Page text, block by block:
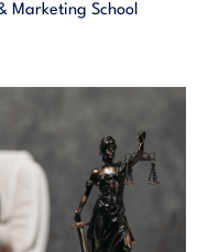
& Marketing School